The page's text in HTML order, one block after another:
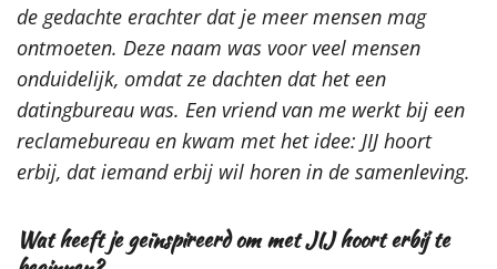
de gedachte erachter dat je meer mensen mag
ontmoeten. Deze naam was voor veel mensen
onduidelijk, omdat ze dachten dat het een
datingbureau was. Een vriend van me werkt bij een
reclamebureau en kwam met het idee: JIJ hoort
erbij, dat iemand erbij wil horen in de samenleving.
Wat heeft je geïnspireerd om met JIJ hoort erbij te